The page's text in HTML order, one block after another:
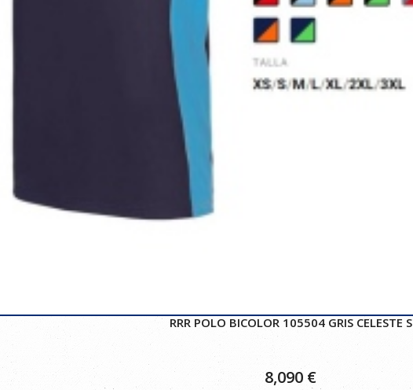
RRR POLO BICOLOR 105504 GRIS CELESTE S
8,090 €